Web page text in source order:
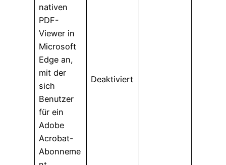
nativen
PDF-
Viewer in
Microsoft
Edge an,
mit der
sich
Benutzer
für ein
Adobe
Acrobat-
Abonneme
Deaktiviert